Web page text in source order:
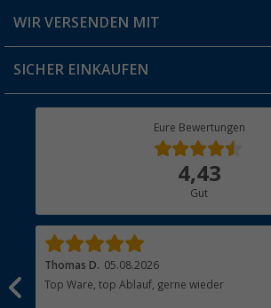
Jobs & Karriere
Versandinformationen
Rücksendung
WIR VERSENDEN MIT
SICHER EINKAUFEN
Eure Bewertungen
4,43
Gut
Thomas D. 05.08.2026
Top Ware, top Ablauf, gerne wieder